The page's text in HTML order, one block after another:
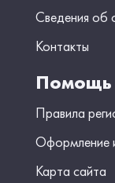
Сведения об
Контакты
Помощь
Правила
Оформление
Карта сайта